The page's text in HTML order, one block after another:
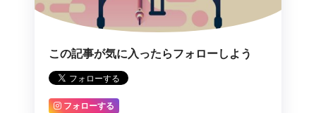
この記事が気に入ったらフォローしよう
フォローする